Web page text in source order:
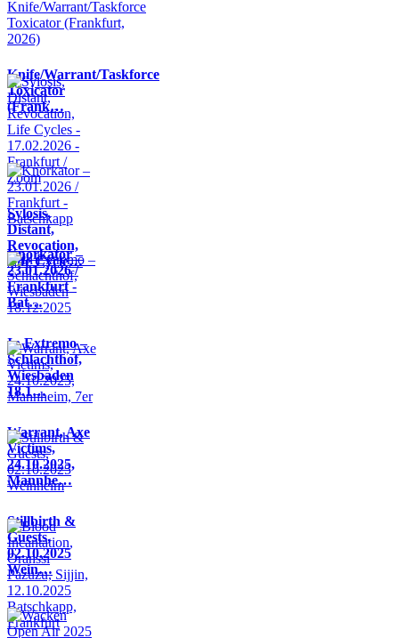
Knife/Warrant/Taskforce
Toxicator
(Frank…
Sylosis,
Distant,
Revocation,
Life Cycle…
Knorkator –
23.01.2026 /
Frankfurt -
Bat…
In Extremo –
Schlachthof,
Wiesbaden
18.1…
Warrant, Axe
Victims,
24.10.2025,
Mannhe…
Stillbirth &
Guests,
02.10.2025
Wein…